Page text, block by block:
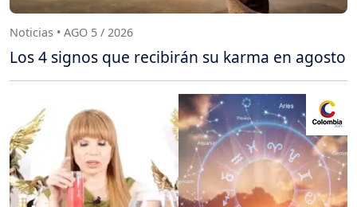
Noticias • AGO 5 / 2026
Los 4 signos que recibirán su karma en agosto